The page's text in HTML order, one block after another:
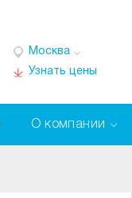
Москва
Узнать цены
О компании